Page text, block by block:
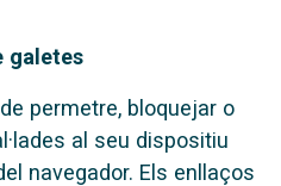
galetes
permetre, bloquejar o
al seu dispositiu
navegador. Els enllaços